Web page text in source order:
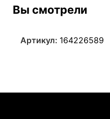
Вы смотрели
Артикул: 164226589